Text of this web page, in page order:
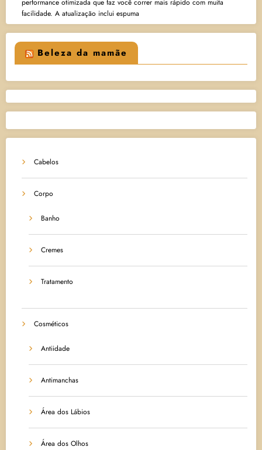
facilidade. A atualização inclui espuma
Beleza da mamãe
Cabelos
Corpo
Banho
Cremes
Tratamento
Cosméticos
Antiidade
Antimanchas
Área dos Lábios
Área dos Olhos